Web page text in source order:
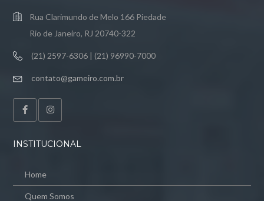
Rua Clarimundo de Melo 166 Piedade
Rio de Janeiro, RJ 20740-322
(21) 2597-6306 | (21) 96990-7000
contato@gameiro.com.br
INSTITUCIONAL
Home
Quem Somos